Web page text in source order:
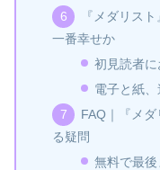
『メダリス
一番幸せか
初見読者
電子と紙
FAQ｜『メ
る疑問
無料で最後